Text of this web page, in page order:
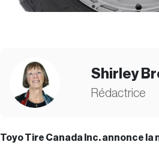
Shirley
Rédactrice
Toyo Tire Canada Inc. annonce la